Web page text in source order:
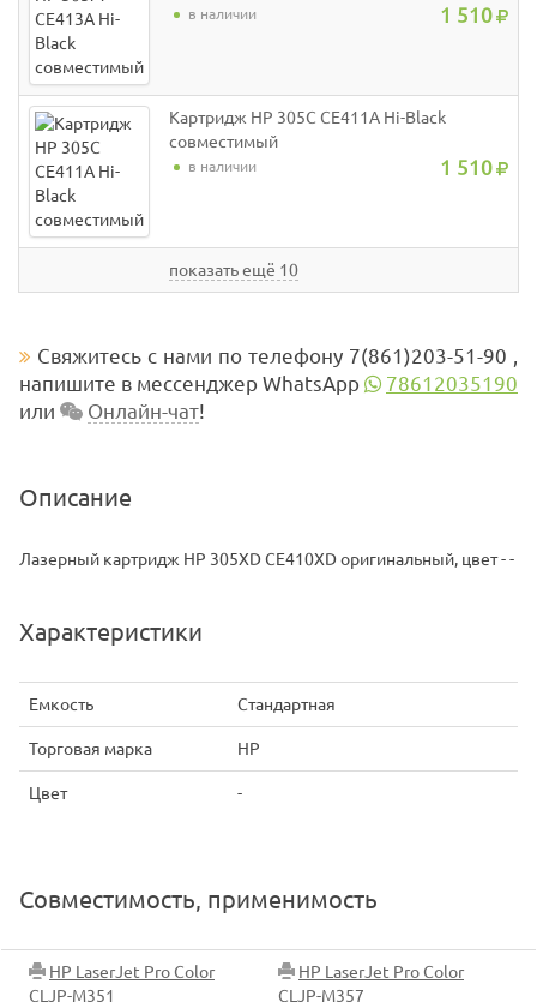
в наличии 1 510
Картридж HP 305C CE411A Hi-Black
совместимый
в наличии 1 510
показать ещё 10
Свяжитесь с нами по телефону 7(861)203-51-90 ,
напишите в мессенджер WhatsApp
78612035190
или
Онлайн-чат!
Описание
Лазерный картридж HP 305XD CE410XD оригинальный, цвет - -
Характеристики
Емкость Стандартная
Торговая марка HP
Цвет -
Совместимость, применимость
HP LaserJet Pro Color
CLJP-M351
HP LaserJet Pro Color
CLJP-M357